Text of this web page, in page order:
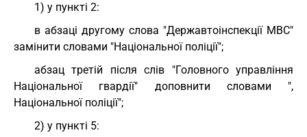
1) у пункті 2:
в абзаці другому слова "Державтоінспекції МВС"
замінити словами "Національної поліції";
абзац третій після слів "Головного управління
Національної гвардії" доповнити словами ",
Національної поліції";
2) у пункті 5: